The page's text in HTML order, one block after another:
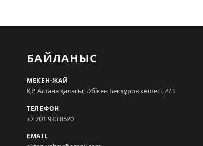
БАЙЛАНЫС
МЕКЕН-ЖАЙ
ҚР, Астана қаласы, Әбікен Бектұров көшесі, 4/3
ТЕЛЕФОН
+7 701 933 8520
EMAIL